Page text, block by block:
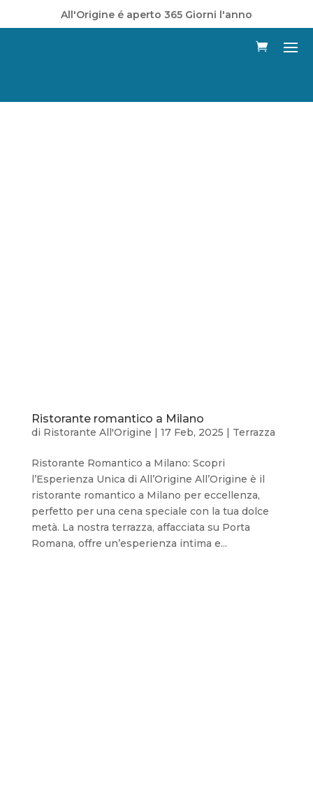
All'Origine é aperto 365 Giorni l'anno
Ristorante romantico a Milano
di Ristorante All'Origine 17 Feb, 2025 Terrazza
Ristorante Romantico a Milano: Scopri
l’Esperienza Unica di All’Origine All’Origine è il
ristorante romantico a Milano per eccellenza,
perfetto per una cena speciale con la tua dolce
metà. La nostra terrazza, affacciata su Porta
Romana, offre un’esperienza intima e...